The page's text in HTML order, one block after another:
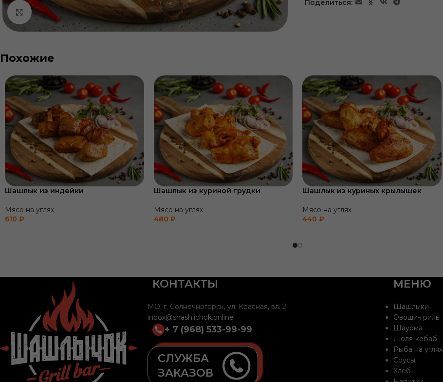
Нажмите, чтобы увеличить
Поделиться:
Похожие
Шашлык из индейки
Мясо на углях
610 ₽
Шашлык из куриной грудки
Мясо на углях
480 ₽
Шашлык из куриных крылышек
Мясо на углях
440 ₽
КОНТАКТЫ
МО, г. Солнечногорск, ул. Красная, вл. 2
inbox@shashlichok.online
+ 7 (968) 533-99-99
СЛУЖБА
ЗАКАЗОВ
МЕНЮ
Шашлыки
Овощи-гриль
Шаурма
Люля-кебаб
Рыба на углях
Соусы
Хлеб